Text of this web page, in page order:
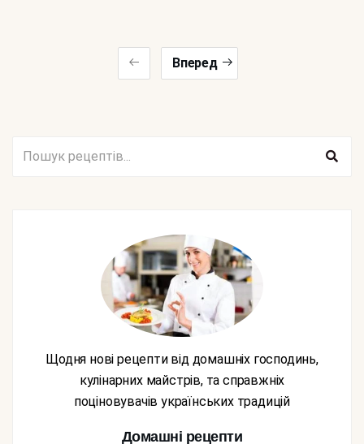
Вперед
Щодня нові рецепти від домашніх господинь,
кулінарних майстрів, та справжніх
поціновувачів українських традицій
Домашні рецепти